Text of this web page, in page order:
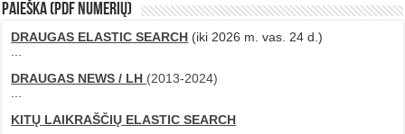
PAIEŠKA (PDF numerių)
DRAUGAS ELASTIC SEARCH (iki 2026 m. vas. 24 d.)
...
DRAUGAS NEWS / LH (2013-2024)
...
KITŲ LAIKRAŠČIŲ ELASTIC SEARCH